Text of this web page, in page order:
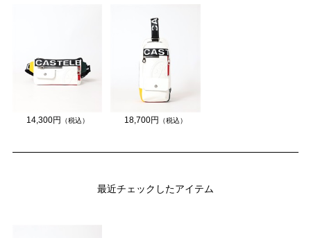
14,300円 （税込） 18,700円 （税込）
最近チェックしたアイテム